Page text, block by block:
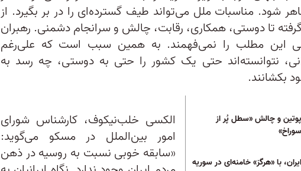
شود. مناسبات ملل می‌تواند طیف گسترده‌ای را در بر بگیرد. از
تا دوستی، همکاری، رقابت، چالش و سرانجام دشمنی. رهبران
این مطلب را نمی‌فهمند. به همین سبب است که علی‌رغم
نتوانسته‌اند حتی یک کشور را حتی به دوستی، چه رسد به
بکشانند.
پوتین و چالش «سطل پُر از
سوراخ»
ایران، با «هرگز» خامنه‌ای در سوریه
الکسی خلب‌نیکوف، کارشناس شورای
امور بین‌الملل در مسکو می‌گوید:
«سابقه خوبی نسبت به روسیه در ذهن